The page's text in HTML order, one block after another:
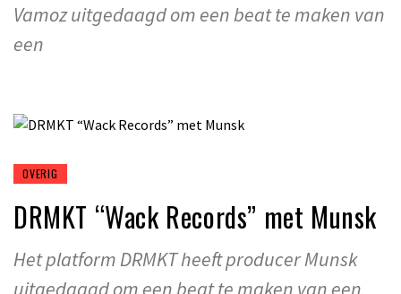
Vamoz uitgedaagd om een beat te maken van
een
OVERIG
DRMKT “Wack Records” met Munsk
Het platform DRMKT heeft producer Munsk
uitgedaagd om een beat te maken van een